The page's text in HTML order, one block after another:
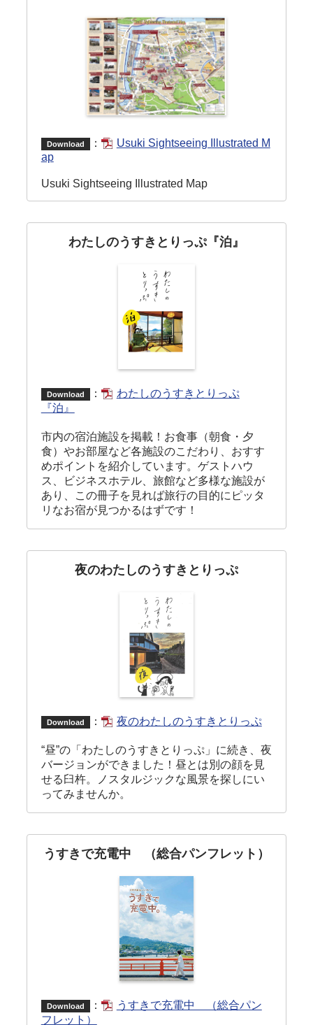
Download ：
Usuki Sightseeing Illustrated M
ap
Usuki Sightseeing Illustrated Map
わたしのうすきとりっぷ『泊』
Download ：
わたしのうすきとりっぷ
『泊』
市内の宿泊施設を掲載！お食事（朝食・夕
食）やお部屋など各施設のこだわり、おすす
めポイントを紹介しています。ゲストハウ
ス、ビジネスホテル、旅館など多様な施設が
あり、この冊子を見れば旅行の目的にピッタ
リなお宿が見つかるはずです！
夜のわたしのうすきとりっぷ
Download ： 夜のわたしのうすきとりっぷ
“昼”の「わたしのうすきとりっぷ」に続き、夜
バージョンができました！昼とは別の顔を見
せる臼杵。ノスタルジックな風景を探しにい
ってみませんか。
うすきで充電中 （総合パンフレット）
Download ：
うすきで充電中 （総合パン
フレット）